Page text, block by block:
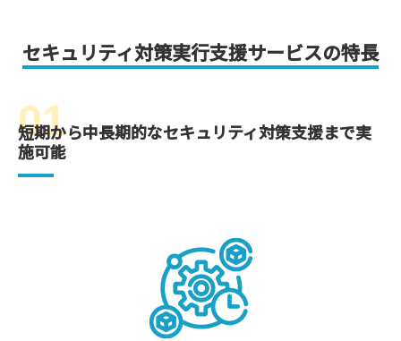
セキュリティ対策実行支援サービスの特長
01
短期から中長期的なセキュリティ対策支援まで実
施可能